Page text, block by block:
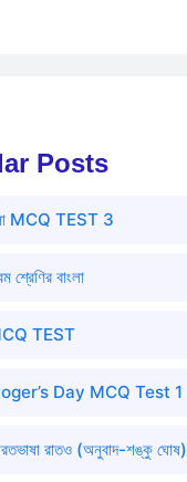
Posts
MCQ TEST 3
শ্রেণির বাংলা
TEST
Day MCQ Test 1
রাতও (অনুবাদ-শঙ্কু ঘোষ)